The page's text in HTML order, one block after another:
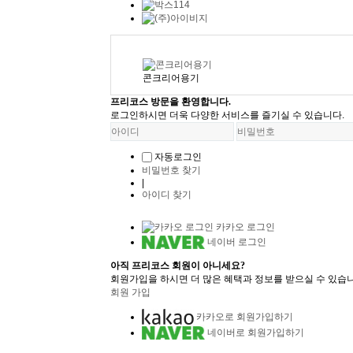
콘크리어용기
프리코스 방문을 환영합니다.
로그인하시면 더욱 다양한 서비스를 즐기실 수 있습니다.
자동로그인
비밀번호 찾기
아이디 찾기
카카오 로그인
네이버 로그인
아직 프리코스 회원이 아니세요?
회원가입을 하시면 더 많은 혜택과 정보를 받으실 수 있습
회원 가입
카카오로 회원가입하기
네이버로 회원가입하기